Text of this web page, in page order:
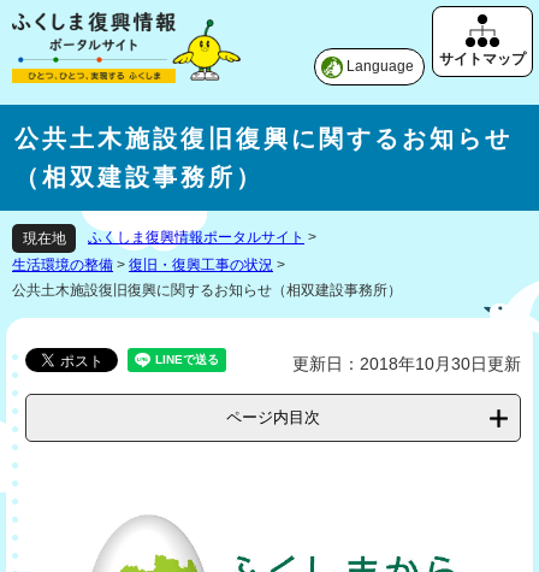
Language
公共土木施設復旧復興に関するお知らせ
（相双建設事務所）
現在地 ふくしま復興情報ポータルサイト >
生活環境の整備 > 復旧・復興工事の状況 >
公共土木施設復旧復興に関するお知らせ（相双建設事務所）
更新日：2018年10月30日更新
ページ内目次